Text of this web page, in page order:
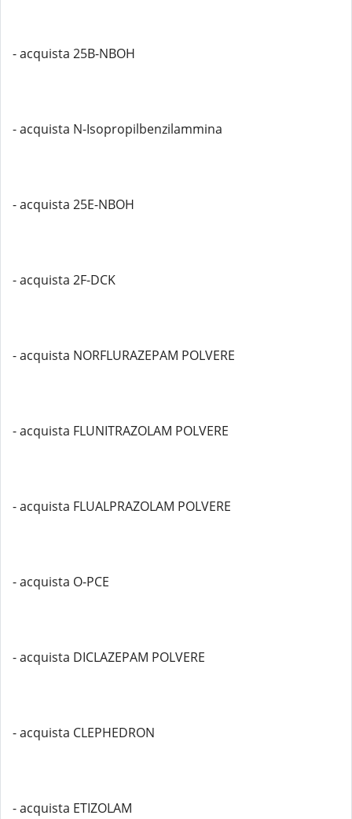
- acquista 25B-NBOH
- acquista N-Isopropilbenzilammina
- acquista 25E-NBOH
- acquista 2F-DCK
- acquista NORFLURAZEPAM POLVERE
- acquista FLUNITRAZOLAM POLVERE
- acquista FLUALPRAZOLAM POLVERE
- acquista O-PCE
- acquista DICLAZEPAM POLVERE
- acquista CLEPHEDRON
- acquista ETIZOLAM